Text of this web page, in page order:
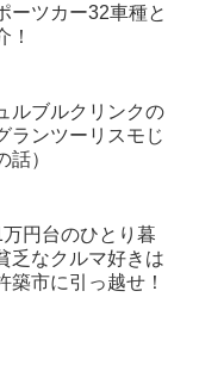
ーツカー32車種と
！
ルブルクリンクの
ランツーリスモじ
話）
円台のひとり暮
乏なクルマ好きは
築市に引っ越せ！